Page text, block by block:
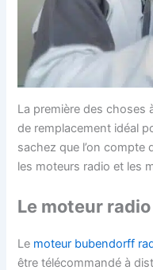
La première des choses
de remplacement idéal
sachez que l’on compte
les moteurs radio et les
Le moteur radio
Le moteur bubendorff
être télécommandé à